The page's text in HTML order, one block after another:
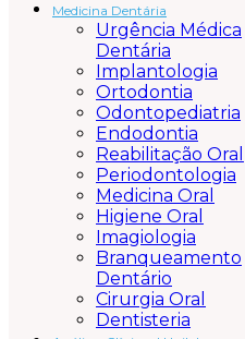
Medicina Dentária
Urgência Médica
Dentária
Implantologia
Ortodontia
Odontopediatria
Endodontia
Reabilitação Oral
Periodontologia
Medicina Oral
Higiene Oral
Imagiologia
Branqueamento
Dentário
Cirurgia Oral
Dentisteria